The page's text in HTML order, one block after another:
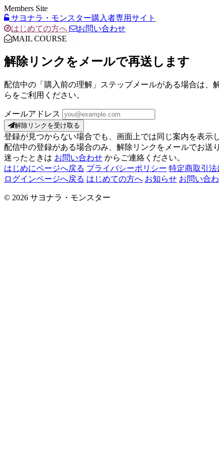
Members Site
サヨナラ・モンスター購入者専用サイト
はじめての方へ
お問い合わせ
MAIL COURSE
解除リンクをメールで再送します
配信中の「購入前の理解」ステップメールがある場合は
らをご利用ください。
メールアドレス
解除リンクを受け取る
登録が見つからない場合でも、画面上では同じ案内を表示し
配信中の登録がある場合のみ、解除リンクをメールでお送
迷ったときは お問い合わせ からご連絡ください。
はじめにページへ戻る プライバシーポリシー 特定商取引
ログインページへ戻る はじめての方へ お知らせ お問い合
© 2026 サヨナラ・モンスター